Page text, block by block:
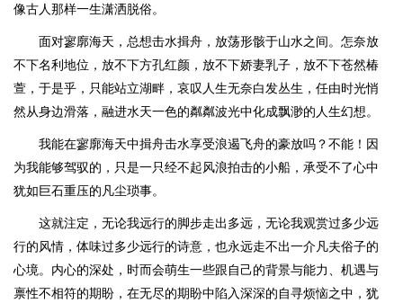
像古人那样一生潇洒脱俗。
面对寥廓海天，总想击水揖舟，放荡形骸于山水之间。怎奈放
不下名利地位，放不下方孔红颜，放不下娇妻乳子，放不下苍然椿
萱，于是乎，只能站立湖畔，哀叹人生无奈白发丛生，任由时光悄
然从身边滑落，融进水天一色的粼粼波光中化成飘渺的人生幻想。
我能在寥廓海天中揖舟击水享受浪遏飞舟的豪放吗？不能！因
为我能够驾驭的，只是一只经不起风浪拍击的小船，承受不了心中
犹如巨石重压的凡尘琐事。
这就注定，无论我远行的脚步走出多远，无论我观赏过多少远
行的风情，体味过多少远行的诗意，也永远走不出一介凡夫俗子的
心境。内心的深处，时而会萌生一些跟自己的背景与能力、机遇与
禀性不相符的期盼，在无尽的期盼中陷入深深的自寻烦恼之中，犹